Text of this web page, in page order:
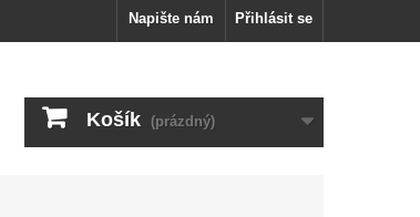
Přihlásit se
Napište nám
Košík (prázdný)